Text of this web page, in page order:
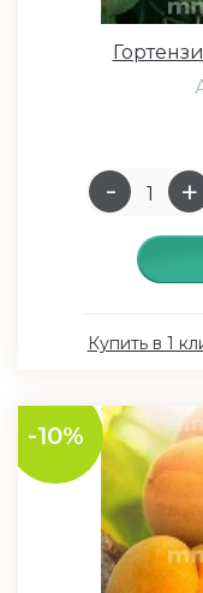
Купить в 1
-10%